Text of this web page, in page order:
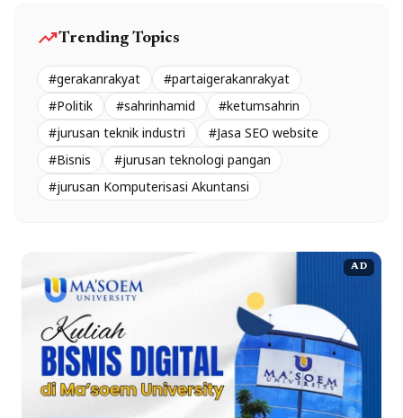
trending_upTrending Topics
#gerakanrakyat
#partaigerakanrakyat
#Politik
#sahrinhamid
#ketumsahrin
#jurusan teknik industri
#Jasa SEO website
#Bisnis
#jurusan teknologi pangan
#jurusan Komputerisasi Akuntansi
AD